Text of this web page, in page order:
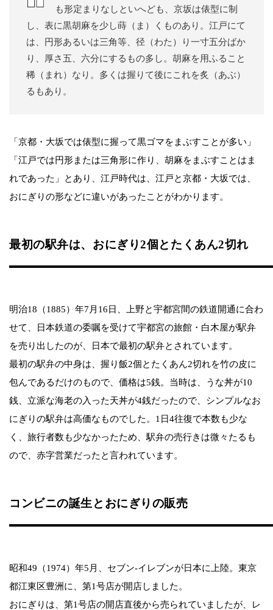
も形定まりなしといへども、京坂は俵型に制
し、表に黒胡麻を少し蒔（ま）くものあり。江戸にて
は、円形あるいは三角等、径（わた）り一寸五分ばか
り、厚さ五、六分にするもの多し。胡麻を用ふること
稀（まれ）なり。多くは握りて後にこれを炙（あぶ）
るもあり。
「京都・大坂では俵型に握って黒ゴマをまぶすことが多い」
「江戸では円形または三角形に作り、胡麻をまぶすことはま
れであった」とあり、江戸時代は、江戸と京都・大坂では、
おにぎりの形などに違いがあったことがわかります。
最初の駅弁は、おにぎり2個とたくあん2切れ
明治18（1885）年7月16日、上野と宇都宮間の鉄道開通に合わ
せて、日本鉄道の委嘱を受けて宇都宮の旅館・白木屋が駅弁
を売り出したのが、日本で最初の駅弁とされています。
最初の駅弁の中身は、握り飯2個とたくあん2切れを竹の皮に
包んであるだけのもので、価格は5銭。当時は、うな丼が10
銭、立派な海老の入った天丼が4銭だったので、シンプルなお
にぎりの駅弁は高価なものでした。1日4往復で本数も少な
く、旅行者数も少なかったため、駅弁の売行きは微々たるも
ので、赤字営業だったと言われています。
コンビニの誕生とおにぎりの販売
昭和49（1974）年5月、セブン-イレブンが日本に上陸。東京
都江東区豊洲に、第1号店が開店しました。
おにぎりは、第1号店の開店直後から売られていましたが、レ